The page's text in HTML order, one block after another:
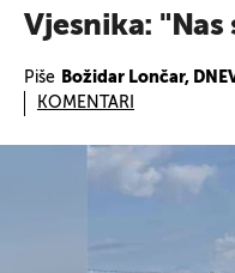
Vjesnika:
Piše Božidar Lončar,
KOMENTARI